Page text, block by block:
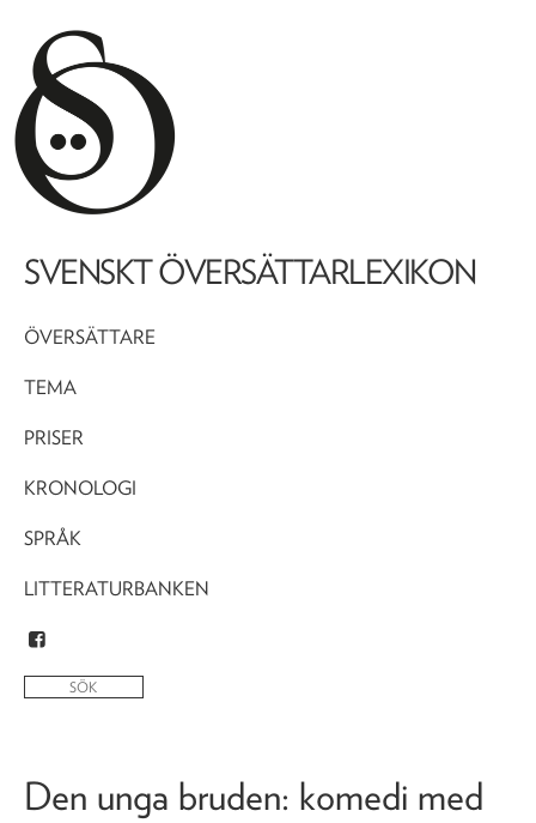
SVENSKT ÖVERSÄTTARLEXIKON
ÖVERSÄTTARE
TEMA
PRISER
KRONOLOGI
SPRÅK
LITTERATURBANKEN
Den unga bruden: komedi med